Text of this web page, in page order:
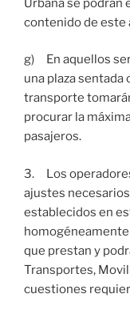
Urbana se podrán
contenido de este
g) En aquellos
una plaza sentada
transporte
procurar la
pasajeros.
3. Los
ajustes
establecidos en
que prestan y
Transportes,
cuestiones